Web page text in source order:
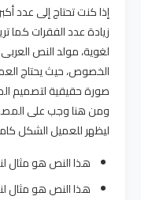
إذا كنت تحتاج إلى عدد
زيادة عدد الفقرات كما
لغوية، مولد النص
الخصوص، حيث يحتاج
صورة حقيقية لتصميم
ومن هنا وجب على
ليظهر للعميل الشكل
هذا النص هو
هذا النص هو